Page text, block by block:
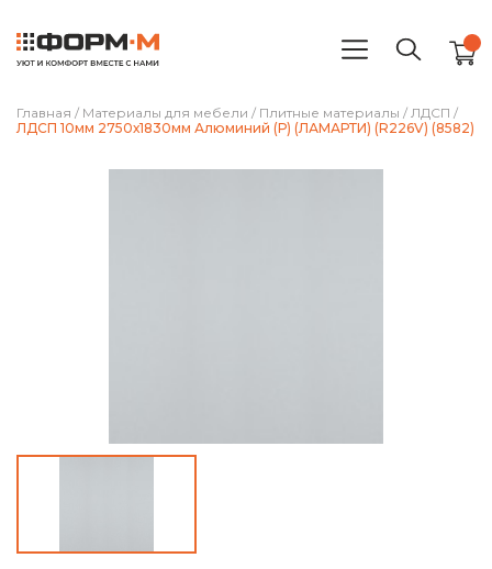
Главная / Материалы для мебели / Плитные материалы / ЛДСП /
ЛДСП 10мм 2750х1830мм Алюминий (Р) (ЛАМАРТИ) (R226V) (8582)